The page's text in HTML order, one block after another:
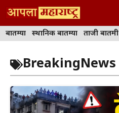
content
बातम्या स्थानिक बातम्या ताजी बातमी
BreakingNews